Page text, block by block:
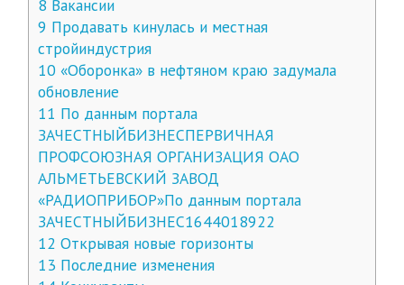
8 Вакансии
9 Продавать кинулась и местная
стройиндустрия
10«Оборонка» в нефтяном краю задумала
обновление
11 По данным портала
ЗАЧЕСТНЫЙБИЗНЕСПЕРВИЧНАЯ
ПРОФСОЮЗНАЯ ОРГАНИЗАЦИЯ ОАО
АЛЬМЕТЬЕВСКИЙ ЗАВОД
«РАДИОПРИБОР»По данным портала
ЗАЧЕСТНЫЙБИЗНЕС1644018922
12 Открывая новые горизонты
13 Последние изменения